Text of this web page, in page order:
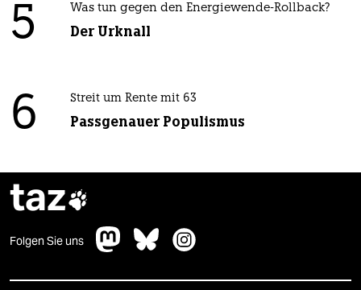
5 Was tun gegen den Energiewende-Rollback?
Der Urknall
6 Streit um Rente mit 63
Passgenauer Populismus
taz
Folgen Sie uns